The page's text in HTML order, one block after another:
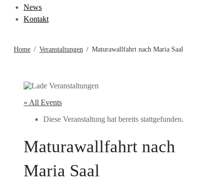
News
Kontakt
Home Veranstaltungen Maturawallfahrt nach Maria Saal
« All Events
Diese Veranstaltung hat bereits stattgefunden.
Maturawallfahrt nach
Maria Saal